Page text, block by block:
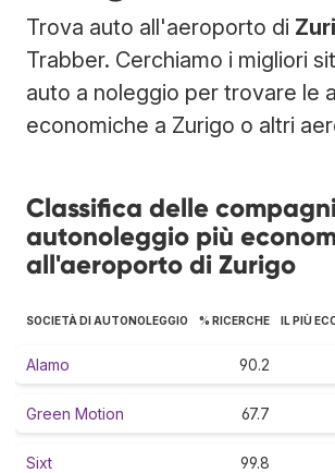
Trova auto all'aeroporto di
Trabber. Cerchiamo i migliori
auto a noleggio per trovare le
economiche a Zurigo o altri
Classifica delle
autonoleggio più
all'aeroporto di Zurigo
SOCIETÀ DI AUTONOLEGGIO % RICERCHE IL PIÙ
Alamo 90.2
Green Motion 67.7
Sixt 99.8